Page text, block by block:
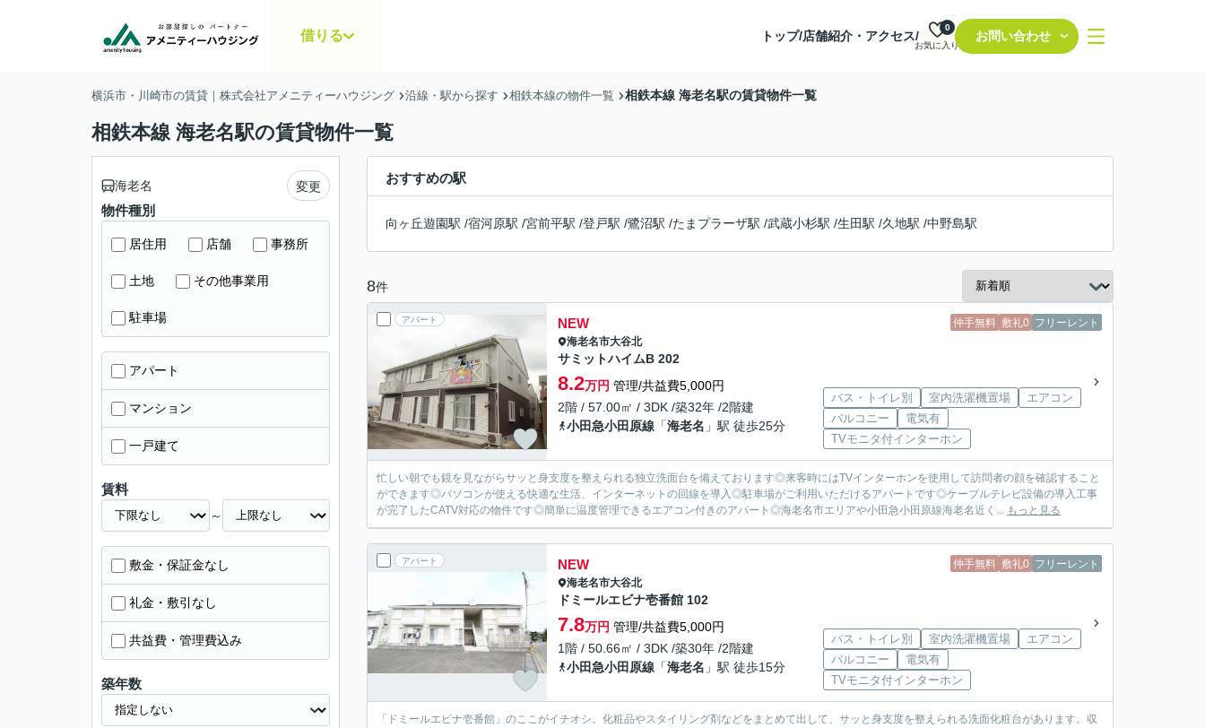
借りる トップ/店舗紹介・アクセス/
お気に入り
0
お問い合わせ
横浜市・川崎市の賃貸｜株式会社アメニティーハウジング 沿線・駅から探す 相鉄本線の物件一覧 相鉄本線 海老名駅の賃貸物件一覧
相鉄本線 海老名駅の賃貸物件一覧
おすすめの駅
向ヶ丘遊園駅 /宿河原駅 /宮前平駅 /登戸駅 /鷺沼駅 /たまプラーザ駅 /武蔵小杉駅 /生田駅 /久地駅 /中野島駅
8件
アパート 仲手無料 敷礼0 フリーレント
NEW
海老名市大谷北
サミットハイムB 202
8.2万円 管理/共益費5,000円
2階 / 57.00㎡ / 3DK /築32年 /2階建
小田急小田原線 「海老名 」駅 徒歩25分
バス・トイレ別 室内洗濯機置場
エアコン
バルコニー
電気有
TVモニタ付インターホン
忙しい朝でも鏡を見ながらサッと身支度を整えられる独立洗面台を備えております◎来客時にはTVインターホンを使用して訪問者の顔を確認すること
ができます◎パソコンが使える快適な生活、インターネットの回線を導入◎駐車場がご利用いただけるアパートです◎ケーブルテレビ設備の導入工事
が完了したCATV対応の物件です◎簡単に温度管理できるエアコン付きのアパート◎海老名市エリアや小田急小田原線海老名近く... もっと見る
アパート 仲手無料 敷礼0 フリーレント
NEW
海老名市大谷北
ドミールエビナ壱番館 102
7.8万円 管理/共益費5,000円
1階 / 50.66㎡ / 3DK /築30年 /2階建
小田急小田原線 「海老名 」駅 徒歩15分
バス・トイレ別 室内洗濯機置場
エアコン
バルコニー
電気有
TVモニタ付インターホン
「ドミールエビナ壱番館」のここがイチオシ。化粧品やスタイリング剤などをまとめて出して、サッと身支度を整えられる洗面化粧台があります。収
海老名 変更
物件種別
居住用 店舗 事務所
土地 その他事業用
駐車場
アパート
マンション
一戸建て
賃料
～
敷金・保証金なし
礼金・敷引なし
共益費・管理費込み
築年数